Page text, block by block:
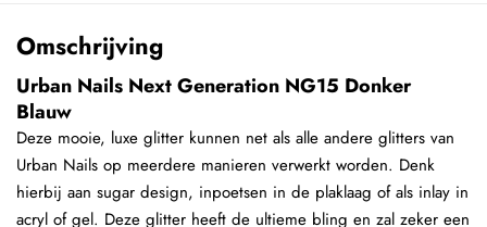
Omschrijving
Urban Nails Next Generation NG15 Donker
Blauw
Deze mooie, luxe glitter kunnen net als alle andere glitters van
Urban Nails op meerdere manieren verwerkt worden. Denk
hierbij aan sugar design, inpoetsen in de plaklaag of als inlay in
acryl of gel. Deze glitter heeft de ultieme bling en zal zeker een